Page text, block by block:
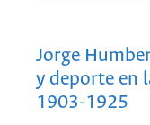
Jorge
y deporte en
1903-1925